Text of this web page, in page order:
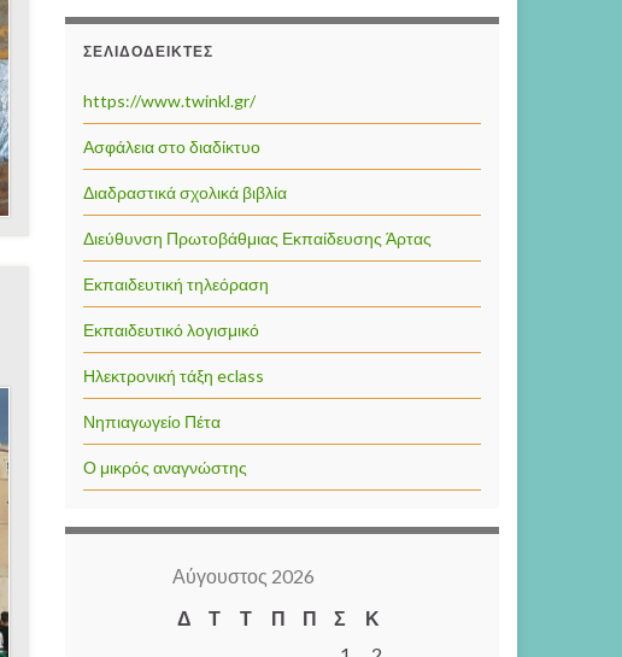
ΣΕΛΙΔΟΔΕΊΚΤΕΣ
https://www.twinkl.gr/
Ασφάλεια στο διαδίκτυο
Διαδραστικά σχολικά βιβλία
Διεύθυνση Πρωτοβάθμιας Εκπαίδευσης Άρτας
Εκπαιδευτική τηλεόραση
Εκπαιδευτικό λογισμικό
Ηλεκτρονική τάξη eclass
Νηπιαγωγείο Πέτα
Ο μικρός αναγνώστης
Αύγουστος 2026
Δ
Τ Τ Π Π Σ
Κ